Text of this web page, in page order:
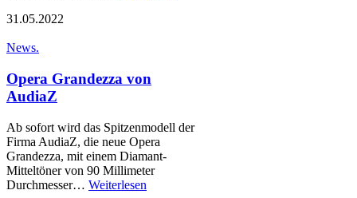
31.05.2022
News.
Opera Grandezza von
AudiaZ
Ab sofort wird das Spitzenmodell der
Firma AudiaZ, die neue Opera
Grandezza, mit einem Diamant-
Mitteltöner von 90 Millimeter
Durchmesser… Weiterlesen